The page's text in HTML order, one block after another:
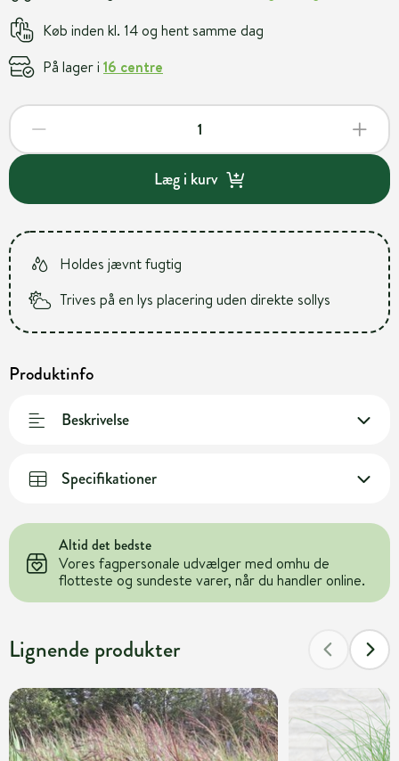
Køb inden kl. 14 og hent samme dag
På lager i 16 centre
Læg i kurv
Holdes jævnt fugtig
Trives på en lys placering uden direkte sollys
Produktinfo
Beskrivelse
Specifikationer
Altid det bedste
Vores fagpersonale udvælger med omhu de
flotteste og sundeste varer, når du handler online.
Lignende produkter